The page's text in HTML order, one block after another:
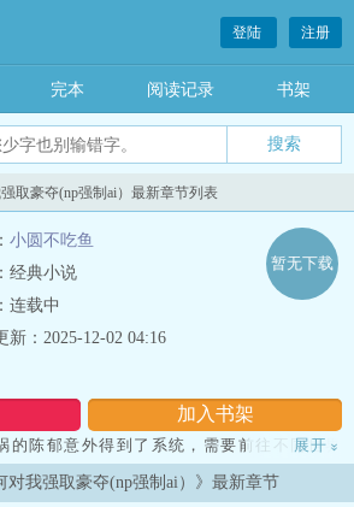
登陆 注册
完本 阅读记录 书架
取豪夺(np强制ai）最新章节列表
小圆不吃鱼
经典小说
连载中
加入书架
暂无下载
新：2025-12-02 04:16
的陈郁意外得到了系统，需要前往不同世界
使命。然而她怎么也想不到，本该完成任务
成为了每个世界中气运之子们强取豪夺的对
展开 »
对我强取豪夺(np强制ai）》最新章节